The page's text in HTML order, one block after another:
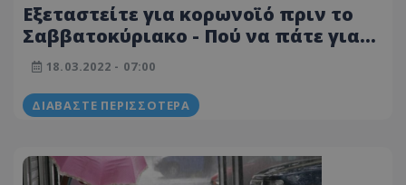
Εξεταστείτε για κορωνοϊό πριν το
Σαββατοκύριακο - Πού να πάτε για
δωρεάν rapid τεστ
18.03.2022 - 07:00
ΔΙΑΒΆΣΤΕ ΠΕΡΙΣΣΌΤΕΡΑ